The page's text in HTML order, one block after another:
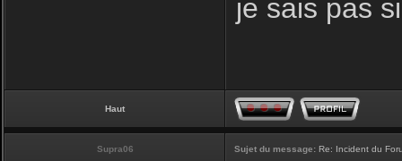
je sais pas
Haut
Supra06 Sujet du message: Re: Incident du